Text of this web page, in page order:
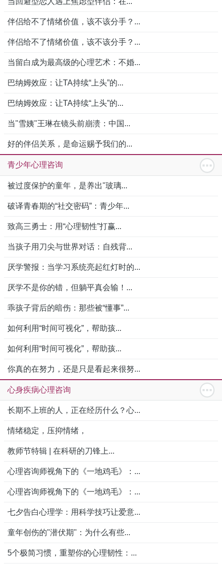
伴侣给不了情绪价值，该不该分手？...
伴侣给不了情绪价值，该不该分手？...
当留白成为最高级的心理艺术：不婚...
巴纳姆效应：让TA持续“上头”的...
巴纳姆效应：让TA持续“上头”的...
当"雪姨"王琳在镜头前崩溃：中国...
好的伴侣关系，是命运赐予我们的...
青少年心理咨询
被过度保护的童年，是养出"玻璃...
破译青春期的“社交密码”：青少年...
致高三勇士：用“心理韧性”打赢...
当孩子用刀尖与世界对话：自残背...
厌学警报：当学习系统亮起红灯时的...
厌学不是你的错，但躺平真会输！...
乖孩子背后的暗伤：那些被“懂事”...
如何利用“时间可视化”，帮助孩...
如何利用“时间可视化”，帮助孩...
你真的在努力，还是只是看起来很努...
心身疾病心理咨询
长期不上班的人，正在经历什么？心...
情绪稳定，压抑情绪，
教师节特辑 | 在科研的刀锋上...
心理咨询师视角下的《一地鸡毛》：...
心理咨询师视角下的《一地鸡毛》：...
七夕告白心理学：用科学技巧让爱意...
童年创伤的"潜伏期"：为什么有些...
5个极简习惯，重塑你的心理韧性：...